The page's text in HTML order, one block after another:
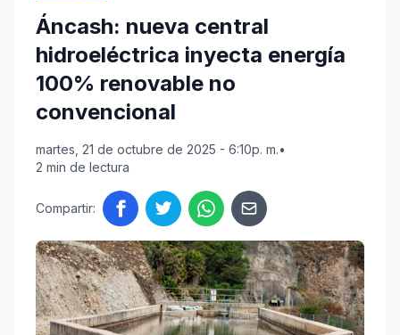
Áncash: nueva central
hidroeléctrica inyecta energía
100% renovable no
convencional
martes, 21 de octubre de 2025 - 6:10p. m.•
2 min de lectura
Compartir: